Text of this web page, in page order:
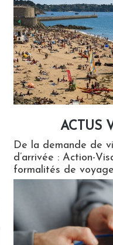
ACTUS
De la demande de
d’arrivée : Action-
formalités de voyage